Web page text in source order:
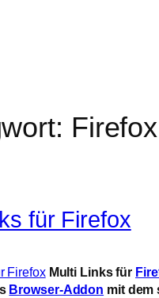
Firefox
für Firefox
Multi Links für
Browser-Addon mit dem